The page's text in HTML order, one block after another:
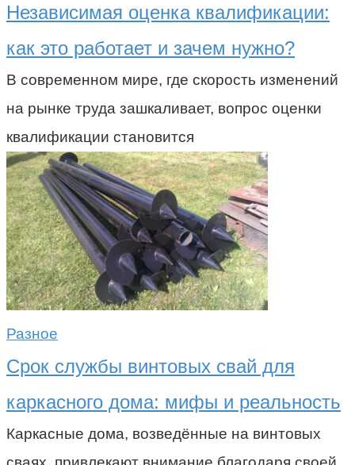
Независимая оценка квалификации:
как это работает и зачем нужно?
В современном мире, где скорость изменений
на рынке труда зашкаливает, вопрос оценки
квалификации становится
Разное
Срок службы винтовых свай для
каркасного дома: мифы и реальность
Каркасные дома, возведённые на винтовых